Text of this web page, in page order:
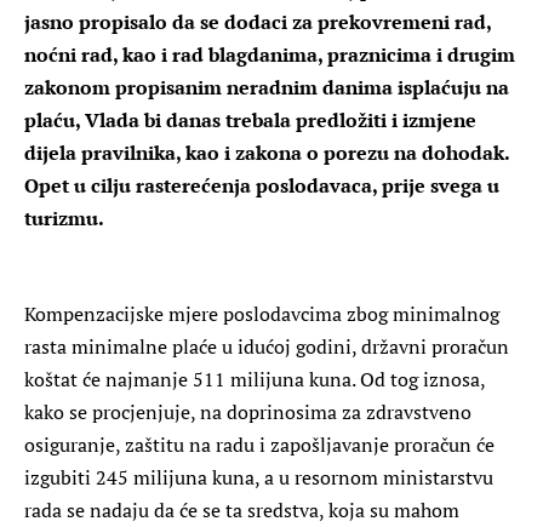
jasno propisalo da se dodaci za prekovremeni rad,
noćni rad, kao i rad blagdanima, praznicima i drugim
zakonom propisanim neradnim danima isplaćuju na
plaću, Vlada bi danas trebala predložiti i izmjene
dijela pravilnika, kao i zakona o porezu na dohodak.
Opet u cilju rasterećenja poslodavaca, prije svega u
turizmu.
Kompenzacijske mjere poslodavcima zbog minimalnog
rasta minimalne plaće u idućoj godini, državni proračun
koštat će najmanje 511 milijuna kuna. Od tog iznosa,
kako se procjenjuje, na doprinosima za zdravstveno
osiguranje, zaštitu na radu i zapošljavanje proračun će
izgubiti 245 milijuna kuna, a u resornom ministarstvu
rada se nadaju da će se ta sredstva, koja su mahom